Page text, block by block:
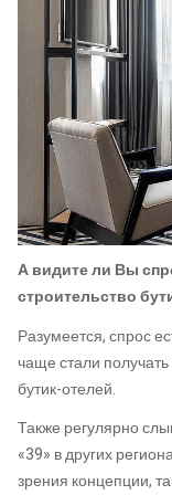
А видите ли Вы
строительство
Разумеется, спрос
чаще стали
бутик-отелей.
Также регулярно
«39» в других
зрения концепции,